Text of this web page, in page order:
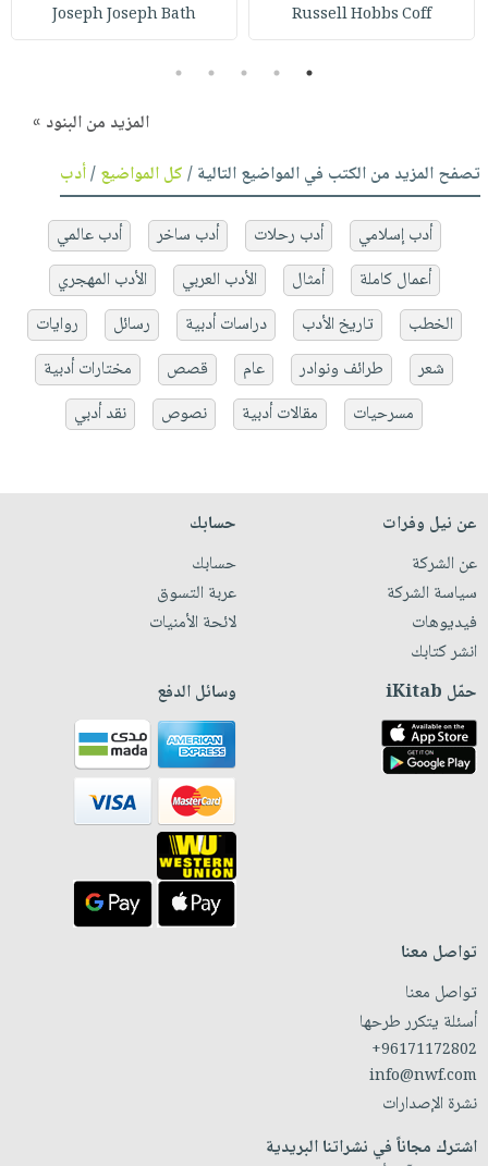
Russell Hobbs Coff
Joseph Joseph Bath
1
2
3
4
5
المزيد من البنود »
تصفح المزيد من الكتب في المواضيع التالية /كل المواضيع/أدب
أدب إسلامي أدب رحلات أدب ساخر
أدب عالمي
أعمال كاملة
أمثال الأدب العربي
الأدب المهجري
الخطب
تاريخ الأدب دراسات أدبية رسائل
روايات
شعر
طرائف ونوادر عام قصص
مختارات أدبية
مسرحيات
مقالات أدبية نصوص نقد أدبي
عن نيل وفرات
عن الشركة
سياسة الشركة
فيديوهات
انشر كتابك
حسابك
حسابك
عربة التسوق
لائحة الأمنيات
حمّل iKitab وسائل الدفع
تواصل معنا
تواصل معنا
أسئلة يتكرر طرحها
+96171172802
info@nwf.com
نشرة الإصدارات
اشترك مجاناً في نشراتنا البريدية